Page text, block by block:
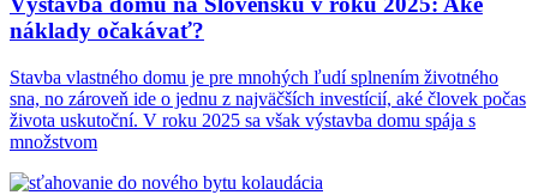
náklady očakávať?
Stavba vlastného domu je pre mnohých ľudí splnením životného
sna, no zároveň ide o jednu z najväčších investícií, aké človek počas
života uskutoční. V roku 2025 sa však výstavba domu spája s
množstvom